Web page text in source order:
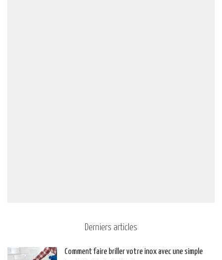
Derniers articles
Comment faire briller votre inox avec une simple